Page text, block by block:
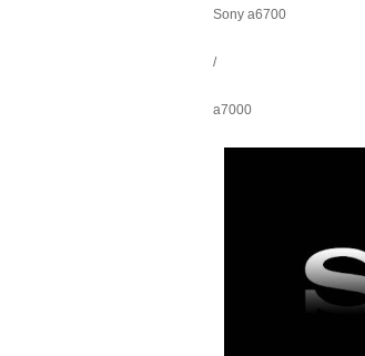
Sony a6700
/
a7000